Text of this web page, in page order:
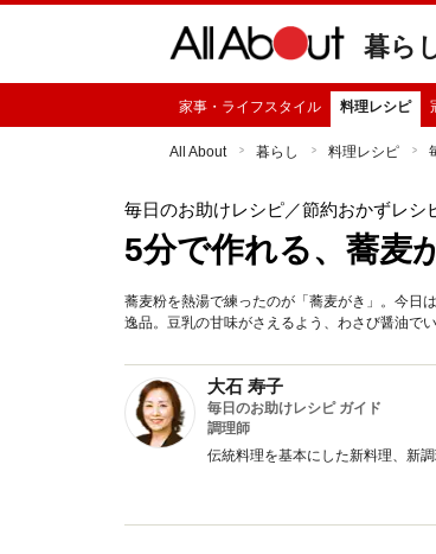
暮ら
家事・ライフスタイル 料理レシピ
All About 暮らし 料理レシピ
毎日のお助けレシピ／節約おかずレシ
5分で作れる、蕎麦
蕎麦粉を熱湯で練ったのが「蕎麦がき」。今日
逸品。豆乳の甘味がさえるよう、わさび醤油で
大石 寿子
毎日のお助けレシピ ガイド
調理師
伝統料理を基本にした新料理、新